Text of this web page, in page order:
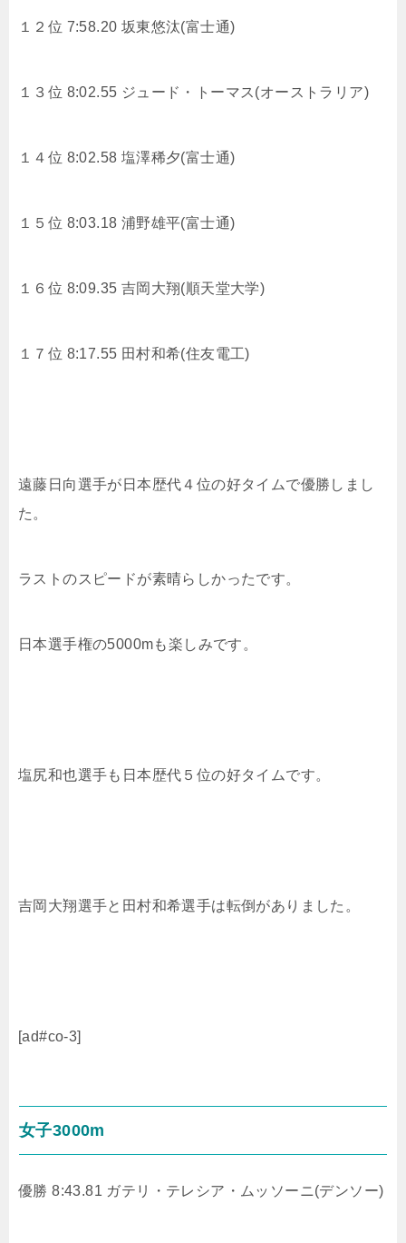
１２位 7:58.20 坂東悠汰(富士通)
１３位 8:02.55 ジュード・トーマス(オーストラリア)
１４位 8:02.58 塩澤稀夕(富士通)
１５位 8:03.18 浦野雄平(富士通)
１６位 8:09.35 吉岡大翔(順天堂大学)
１７位 8:17.55 田村和希(住友電工)
遠藤日向選手が日本歴代４位の好タイムで優勝しまし
た。
ラストのスピードが素晴らしかったです。
日本選手権の5000mも楽しみです。
塩尻和也選手も日本歴代５位の好タイムです。
吉岡大翔選手と田村和希選手は転倒がありました。
[ad#co-3]
女子3000m
優勝 8:43.81 ガテリ・テレシア・ムッソーニ(デンソー)